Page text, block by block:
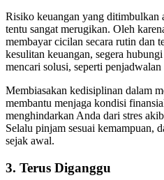
Risiko keuangan yang ditimbulkan
tentu sangat merugikan. Oleh
membayar cicilan secara rutin dan
kesulitan keuangan, segera
mencari solusi, seperti
Membiasakan kedisiplinan dalam
membantu menjaga kondisi
menghindarkan Anda dari stres
Selalu pinjam sesuai kemampuan,
sejak awal.
3. Terus Diganggu